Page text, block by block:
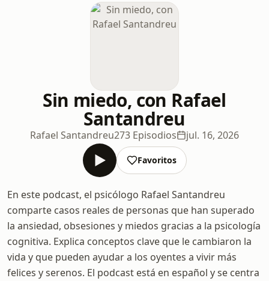
Sin miedo, con Rafael
Santandreu
Rafael Santandreu273 Episodios jul. 16, 2026
Favoritos
En este podcast, el psicólogo Rafael Santandreu
comparte casos reales de personas que han superado
la ansiedad, obsesiones y miedos gracias a la psicología
cognitiva. Explica conceptos clave que le cambiaron la
vida y que pueden ayudar a los oyentes a vivir más
felices y serenos. El podcast está en español y se centra